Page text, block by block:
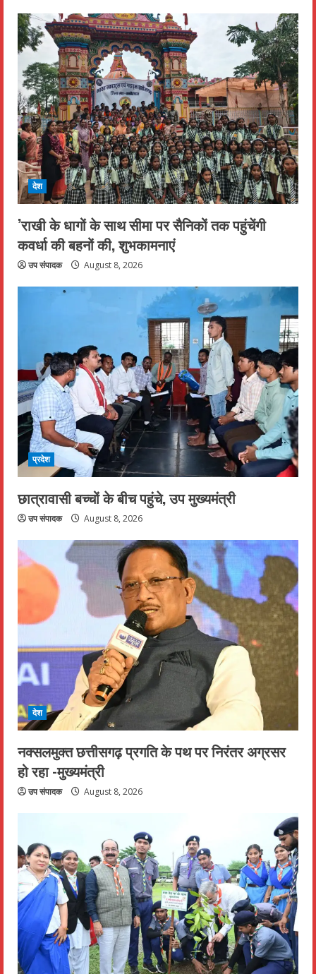
देश
’राखी के धागों के साथ सीमा पर सैनिकों तक पहुंचेंगी
कवर्धा की बहनों की, शुभकामनाएं
उप संपादक August 8, 2026
प्रदेश
छात्रावासी बच्चों के बीच पहुंचे, उप मुख्यमंत्री
उप संपादक August 8, 2026
देश
नक्सलमुक्त छत्तीसगढ़ प्रगति के पथ पर निरंतर अग्रसर
हो रहा -मुख्यमंत्री
उप संपादक August 8, 2026